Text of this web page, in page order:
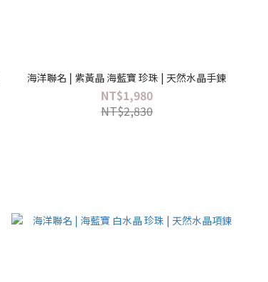
海洋聯名 | 紫黃晶 海藍寶 珍珠 | 天然水晶手鍊
NT$1,980
NT$2,830